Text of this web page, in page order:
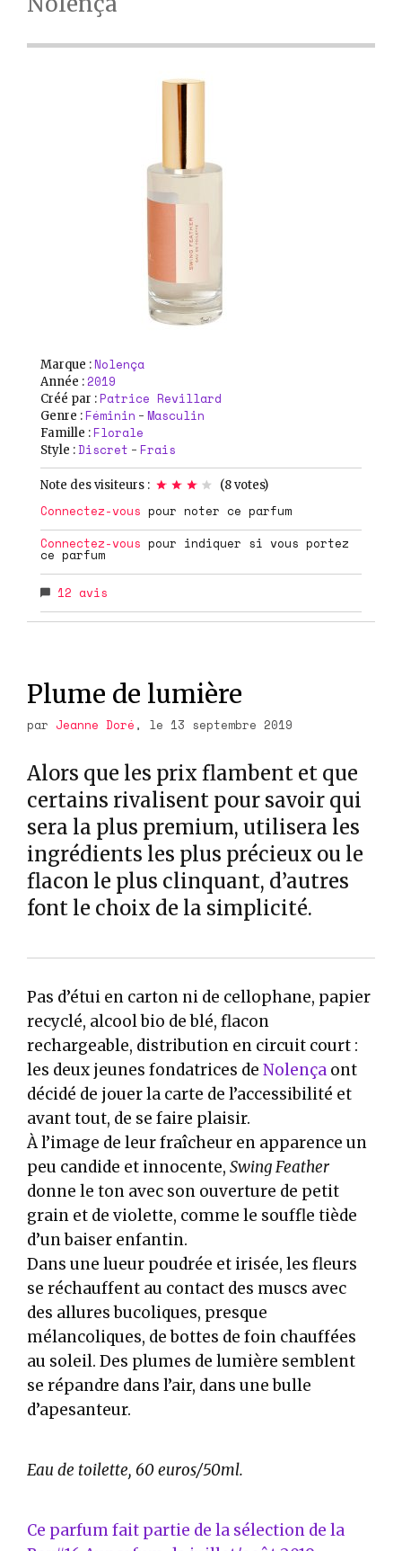
Marque :Nolença
Année :2019
Créé par :Patrice Revillard
Genre :Féminin - Masculin
Famille :Florale
Style :Discret - Frais
Note des visiteurs : (8votes)
Connectez-vous pour noter ce parfum
Connectez-vous pour indiquer si vous portez
ce parfum
12 avis
Plume de lumière
par Jeanne Doré , le 13 septembre 2019
Alors que les prix flambent et que
certains rivalisent pour savoir qui
sera la plus premium, utilisera les
ingrédients les plus précieux ou le
flacon le plus clinquant, d’autres
font le choix de la simplicité.
Pas d’étui en carton ni de cellophane, papier
recyclé, alcool bio de blé, flacon
rechargeable, distribution en circuit court :
les deux jeunes fondatrices de Nolença ont
décidé de jouer la carte de l’accessibilité et
avant tout, de se faire plaisir.
À l’image de leur fraîcheur en apparence un
peu candide et innocente, Swing Feather
donne le ton avec son ouverture de petit
grain et de violette, comme le souffle tiède
d’un baiser enfantin.
Dans une lueur poudrée et irisée, les fleurs
se réchauffent au contact des muscs avec
des allures bucoliques, presque
mélancoliques, de bottes de foin chauffées
au soleil. Des plumes de lumière semblent
se répandre dans l’air, dans une bulle
d’apesanteur.
Eau de toilette, 60 euros/50ml.
Ce parfum fait partie de la sélection de la